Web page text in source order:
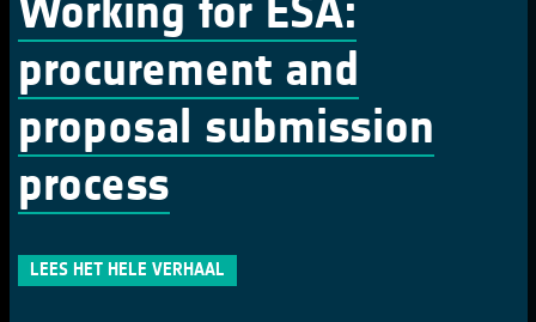
Working for ESA:
procurement and
proposal submission
process
LEES HET HELE VERHAAL